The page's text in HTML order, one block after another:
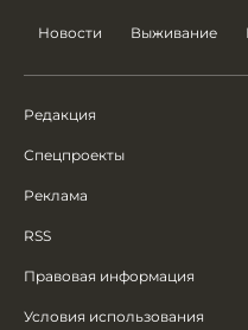
Новости Выживание
Редакция
Спецпроекты
Реклама
RSS
Правовая информация
Условия использования